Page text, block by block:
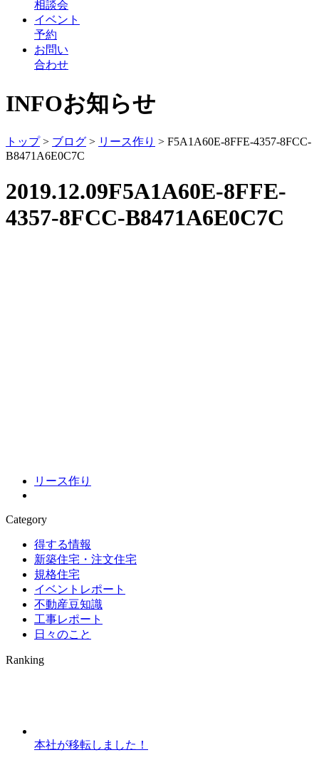
相談会
イベント
予約
お問い
合わせ
INFOお知らせ
トップ> ブログ > リース作り > F5A1A60E-8FFE-4357-8FCC-
B8471A6E0C7C
2019.12.09F5A1A60E-8FFE-
4357-8FCC-B8471A6E0C7C
リース作り
Category
得する情報
新築住宅・注文住宅
規格住宅
イベントレポート
不動産豆知識
工事レポート
日々のこと
Ranking
本社が移転しました！